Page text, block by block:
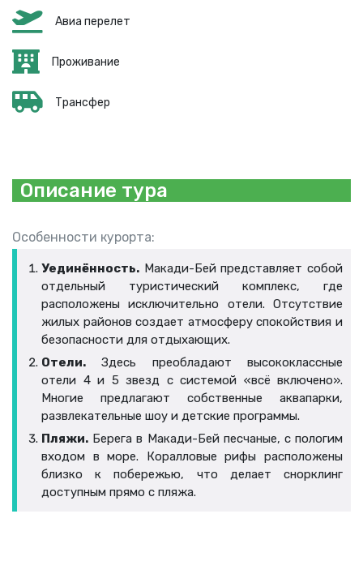
Авиа перелет
Проживание
Трансфер
Описание тура
Особенности курорта:
Уединённость. Макади-Бей представляет собой
отдельный туристический комплекс, где
расположены исключительно отели. Отсутствие
жилых районов создает атмосферу спокойствия и
безопасности для отдыхающих.
Отели. Здесь преобладают высококлассные
отели 4 и 5 звезд с системой «всё включено».
Многие предлагают собственные аквапарки,
развлекательные шоу и детские программы.
Пляжи. Берега в Макади-Бей песчаные, с пологим
входом в море. Коралловые рифы расположены
близко к побережью, что делает снорклинг
доступным прямо с пляжа.